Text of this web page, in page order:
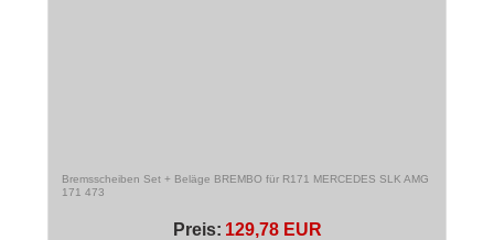
Bremsscheiben Set + Beläge BREMBO für R171 MERCEDES SLK AMG
171 473
Preis: 129,78 EUR